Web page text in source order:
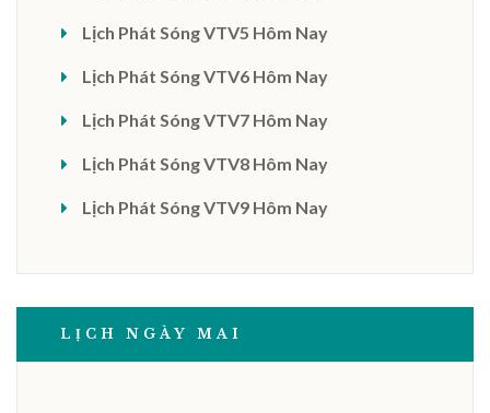
Lịch Phát Sóng VTV5 Hôm Nay
Lịch Phát Sóng VTV6 Hôm Nay
Lịch Phát Sóng VTV7 Hôm Nay
Lịch Phát Sóng VTV8 Hôm Nay
Lịch Phát Sóng VTV9 Hôm Nay
LỊCH NGÀY MAI